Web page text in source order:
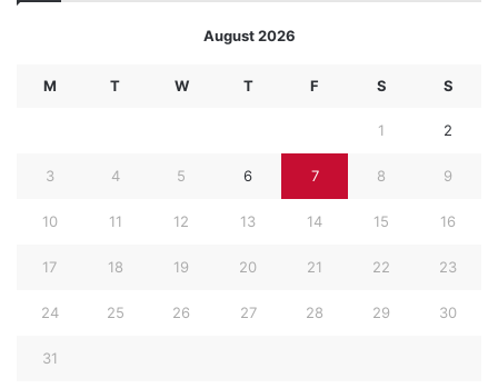
August 2026
M T W T F S S
1 2
3 4 5 6 7 8 9
10 11 12 13 14 15 16
17 18 19 20 21 22 23
24 25 26 27 28 29 30
31